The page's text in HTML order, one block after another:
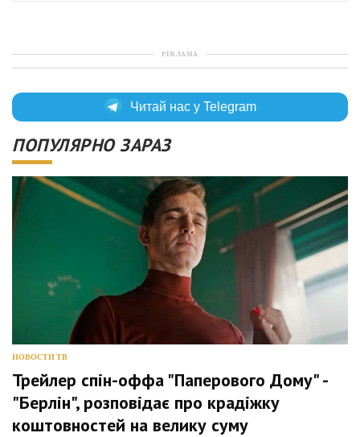
РЕКЛАМА
Читай нас у Telegram
ПОПУЛЯРНО ЗАРАЗ
НОВОСТИ ТВ
Трейлер спін-оффа "Паперового Дому" -
"Берлін", розповідає про крадіжку
коштовностей на велику суму